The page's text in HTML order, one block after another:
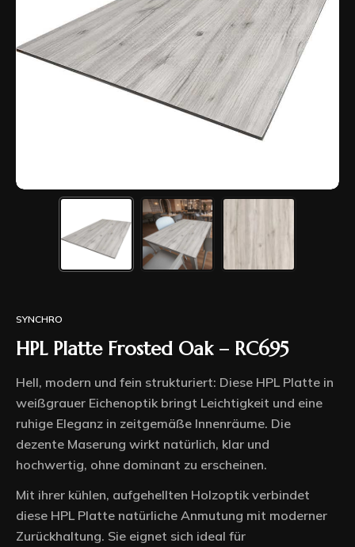
SYNCHRO
HPL Platte Frosted Oak – RC695
Hell, modern und fein strukturiert: Diese HPL Platte in
weißgrauer Eichenoptik bringt Leichtigkeit und eine
ruhige Eleganz in zeitgemäße Innenräume. Die
dezente Maserung wirkt natürlich, klar und
hochwertig, ohne dominant zu erscheinen.
Mit ihrer kühlen, aufgehellten Holzoptik verbindet
diese HPL Platte natürliche Anmutung mit moderner
Zurückhaltung. Sie eignet sich ideal für